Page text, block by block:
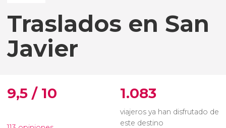
Traslados en San
Javier
9,5 / 10 1.083
viajeros ya han disfrutado de
este destino